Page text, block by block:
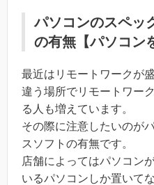
パソコンのスペッ
の有無【パソコン
最近はリモートワークが
違う場所でリモートワー
る人も増えています。
その際に注意したいのが
スソフトの有無です。
店舗によってはパソコン
いるパソコンしか置いて